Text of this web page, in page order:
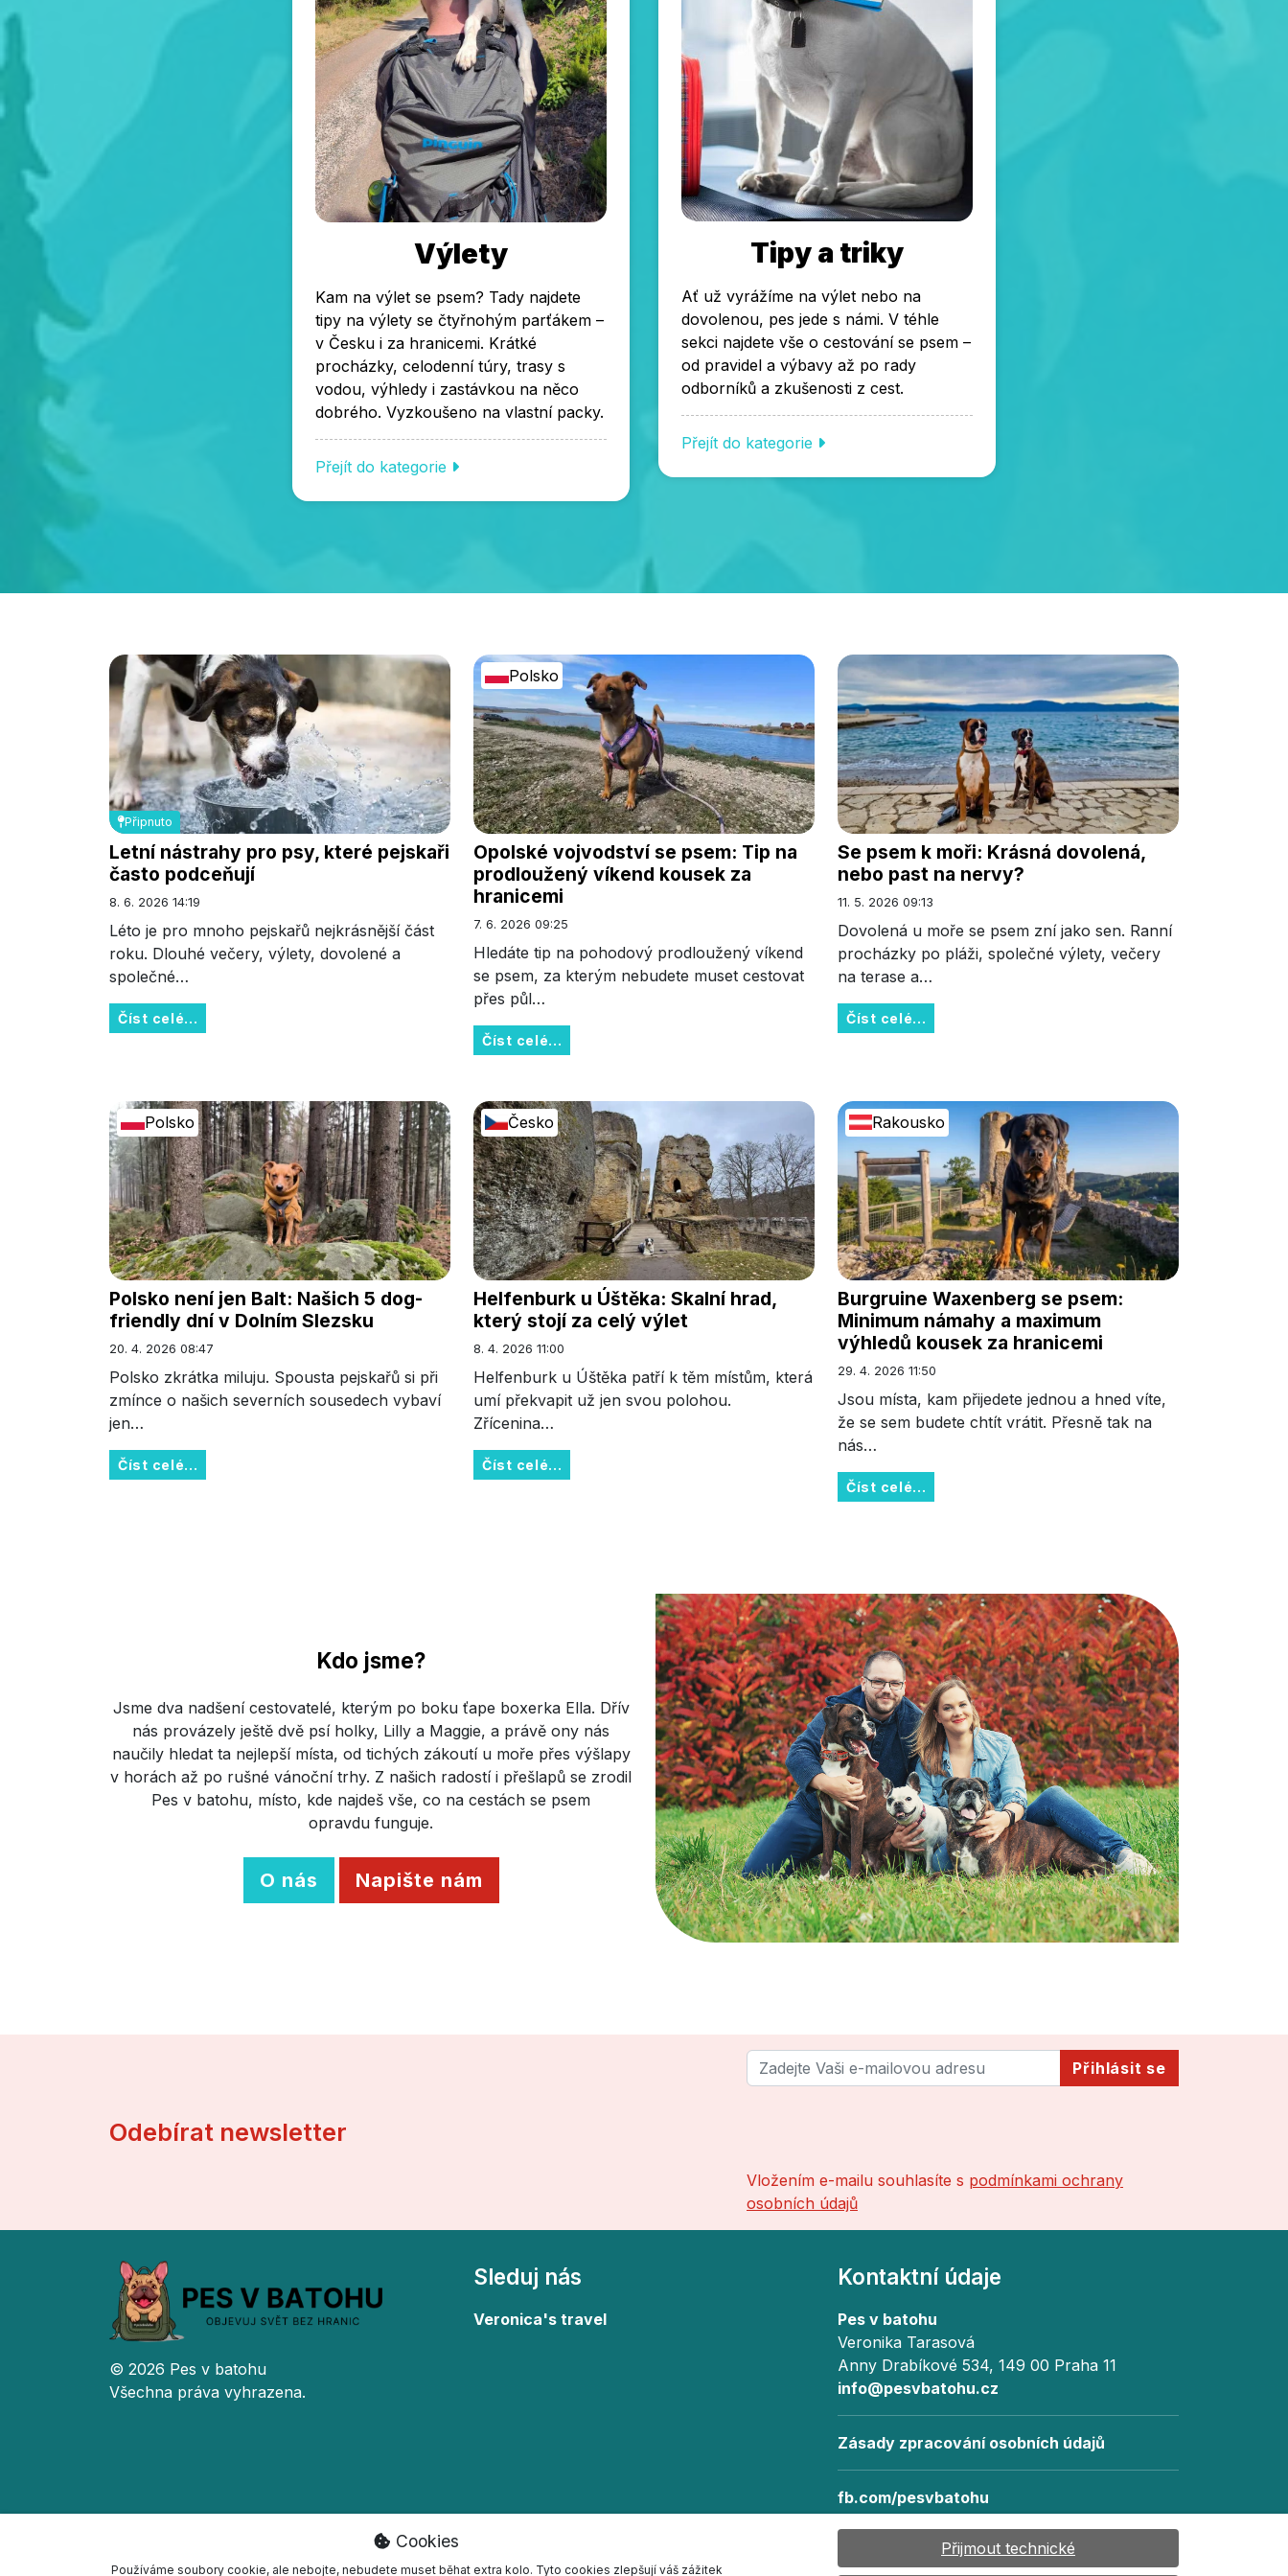
Výlety
Kam na výlet se psem? Tady najdete
tipy na výlety se čtyřnohým parťákem –
v Česku i za hranicemi. Krátké
procházky, celodenní túry, trasy s
vodou, výhledy i zastávkou na něco
dobrého. Vyzkoušeno na vlastní packy.
Přejít do kategorie
Tipy a triky
Ať už vyrážíme na výlet nebo na
dovolenou, pes jede s námi. V téhle
sekci najdete vše o cestování se psem –
od pravidel a výbavy až po rady
odborníků a zkušenosti z cest.
Přejít do kategorie
Připnuto
Letní nástrahy pro psy, které pejskaři
často podceňují
8. 6. 2026 14:19
Léto je pro mnoho pejskařů nejkrásnější část
roku. Dlouhé večery, výlety, dovolené a
společné…
Číst celé...
Polsko
Opolské vojvodství se psem: Tip na
prodloužený víkend kousek za
hranicemi
7. 6. 2026 09:25
Hledáte tip na pohodový prodloužený víkend
se psem, za kterým nebudete muset cestovat
přes půl…
Číst celé...
Se psem k moři: Krásná dovolená,
nebo past na nervy?
11. 5. 2026 09:13
Dovolená u moře se psem zní jako sen. Ranní
procházky po pláži, společné výlety, večery
na terase a…
Číst celé...
Polsko
Polsko není jen Balt: Našich 5 dog-
friendly dní v Dolním Slezsku
20. 4. 2026 08:47
Polsko zkrátka miluju. Spousta pejskařů si při
zmínce o našich severních sousedech vybaví
jen…
Číst celé...
Česko
Helfenburk u Úštěka: Skalní hrad,
který stojí za celý výlet
8. 4. 2026 11:00
Helfenburk u Úštěka patří k těm místům, která
umí překvapit už jen svou polohou.
Zřícenina…
Číst celé...
Rakousko
Burgruine Waxenberg se psem:
Minimum námahy a maximum
výhledů kousek za hranicemi
29. 4. 2026 11:50
Jsou místa, kam přijedete jednou a hned víte,
že se sem budete chtít vrátit. Přesně tak na
nás…
Číst celé...
Kdo jsme?
Jsme dva nadšení cestovatelé, kterým po boku ťape boxerka Ella. Dřív
nás provázely ještě dvě psí holky, Lilly a Maggie, a právě ony nás
naučily hledat ta nejlepší místa, od tichých zákoutí u moře přes výšlapy
v horách až po rušné vánoční trhy. Z našich radostí i přešlapů se zrodil
Pes v batohu, místo, kde najdeš vše, co na cestách se psem
opravdu funguje.
O nás Napište nám
Odebírat newsletter
Přihlásit se
Vložením e-mailu souhlasíte s podmínkami ochrany
osobních údajů
© 2026 Pes v batohu
Všechna práva vyhrazena.
Sleduj nás
Veronica's travel
Kontaktní údaje
Pes v batohu
Veronika Tarasová
Anny Drabíkové 534, 149 00 Praha 11
info@pesvbatohu.cz
Zásady zpracování osobních údajů
fb.com/pesvbatohu
Cookies
Používáme soubory cookie, ale nebojte, nebudete muset běhat extra kolo. Tyto cookies zlepšují váš zážitek
Přijmout technické